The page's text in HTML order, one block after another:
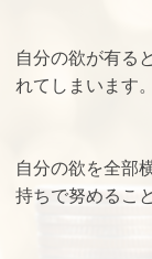
自分の欲が有る
れてしまいます。
自分の欲を全部
持ちで努めるこ